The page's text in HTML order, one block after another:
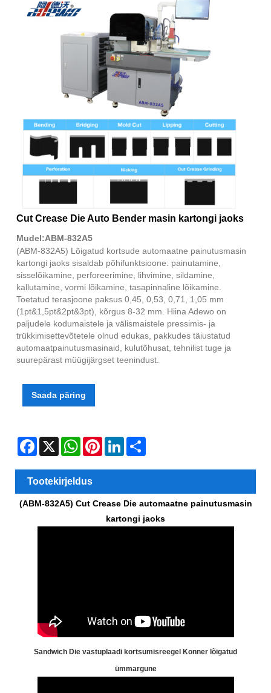
Cut Crease Die Auto Bender masin kartongi jaoks
Mudel:ABM-832A5
(ABM-832A5) Lõigatud kortsude automaatne painutusmasin
kartongi jaoks sisaldab põhifunktsioone: painutamine,
sisselõikamine, perforeerimine, lihvimine, sildamine,
kallutamine, vormi lõikamine, tasapinnaline lõikamine.
Toetatud terasjoone paksus 0,45, 0,53, 0,71, 1,05 mm
(1pt&1,5pt&2pt&3pt), kõrgus 8-32 mm. Hiina Adewo on
paljudele kodumaistele ja välismaistele pressimis- ja
trükkimisettevõtetele olnud edukas, pakkudes täiustatud
automaatpainutusmasinaid, kulutõhusat, tehnilist tuge ja
suurepärast müügijärgset teenindust.
Saada päring
Facebook
X WhatsAppPinterestLinkedIn
Tootekirjeldus
(ABM-832A5) Cut Crease Die automaatne painutusmasin
kartongi jaoks
Sandwich Die vastuplaadi kortsumisreegel Konner lõigatud
ümmargune